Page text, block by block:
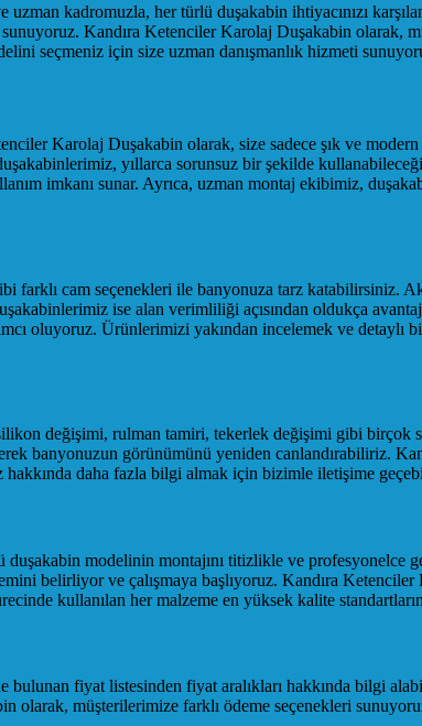
kadromuzla, her türlü duşakabin ihtiyacınızı
Kandıra Ketenciler Karolaj Duşakabin olarak,
seçmeniz için size uzman danışmanlık hizmeti
Karolaj Duşakabin olarak, size sadece şık ve modern
yıllarca sorunsuz bir şekilde
imkanı sunar. Ayrıca, uzman montaj ekibimiz,
farklı cam seçenekleri ile banyonuza tarz katabilirsiniz.
ise alan verimliliği açısından oldukça
oluyoruz. Ürünlerimizi yakından incelemek ve detaylı
değişimi, rulman tamiri, tekerlek değişimi gibi birçok
banyonuzun görünümünü yeniden canlandırabiliriz.
daha fazla bilgi almak için bizimle iletişime
modelinin montajını titizlikle ve profesyonelce
belirliyor ve çalışmaya başlıyoruz. Kandıra
kullanılan her malzeme en yüksek kalite
fiyat listesinden fiyat aralıkları hakkında bilgi
olarak, müşterilerimize farklı ödeme seçenekleri